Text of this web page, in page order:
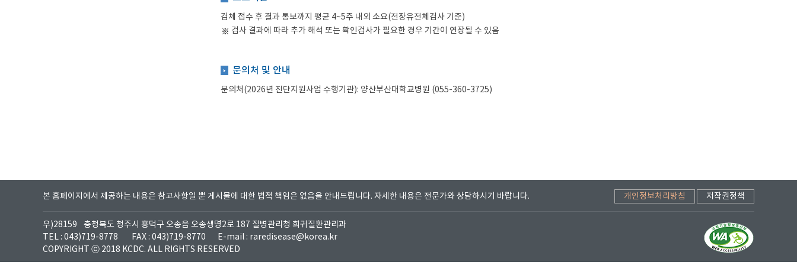
검체 접수 후 결과 통보까지 평균 4~5주 내외 소요(전장유전체검사 기준)
검사 결과에 따라 추가 해석 또는 확인검사가 필요한 경우 기간이 연장될 수 있음
문의처 및 안내
문의처(2026년 진단지원사업 수행기관): 양산부산대학교병원 (055-360-3725)
본 홈페이지에서 제공하는 내용은 참고사항일 뿐 게시물에 대한 법적 책임은 없음을 안내드립니다. 자세한 내용은 전문가와 상담하시기 바랍니다. 개인정보처리방침 저작권정책
우)28159
충청북도 청주시 흥덕구 오송읍 오송생명2로 187 질병관리청 희귀질환관리과
TEL : 043)719-8778
FAX : 043)719-8770
E-mail : raredisease@korea.kr
COPYRIGHT ⓒ 2018 KCDC. ALL RIGHTS RESERVED